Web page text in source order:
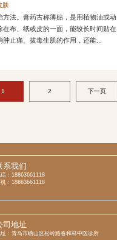
肤
方法。膏药古称薄贴，是用植物油或动
在布、纸或皮的一面，能较长时间贴在
止痛、拔毒生肌的作用，还能...
1 2 下一页
系我们
：18863661118
：18863661118
司地址
：青岛市崂山区松岭路春和林中医诊所